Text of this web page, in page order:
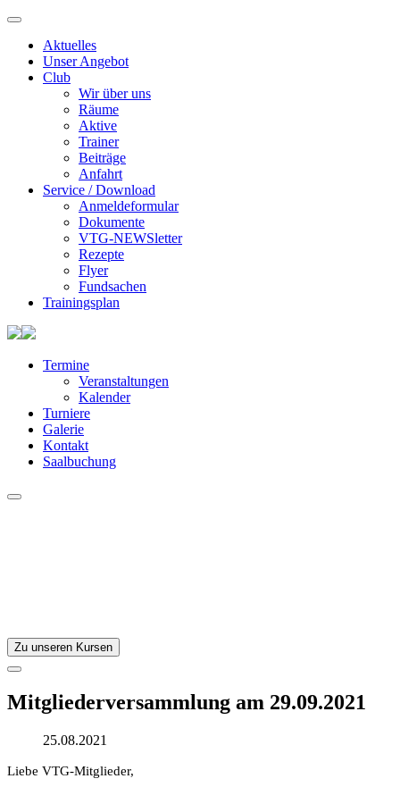
Aktuelles
Unser Angebot
Club
Wir über uns
Räume
Aktive
Trainer
Beiträge
Anfahrt
Service / Download
Anmeldeformular
Dokumente
VTG-NEWSletter
Rezepte
Flyer
Fundsachen
Trainingsplan
Termine
Veranstaltungen
Kalender
Turniere
Galerie
Kontakt
Saalbuchung
Zu unseren Kursen
Mitgliederversammlung am 29.09.2021
25.08.2021
Liebe VTG-Mitglieder,